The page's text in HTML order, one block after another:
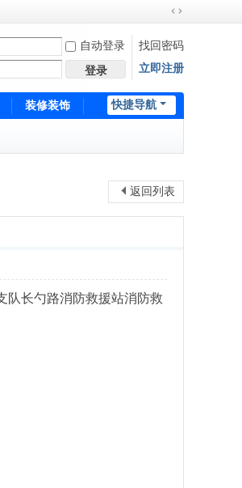
切
换
到
宽
自动登录
找回密码
登录 立即注册
快捷导航
装修装饰
返回列表
队长勺路消防救援站消防救